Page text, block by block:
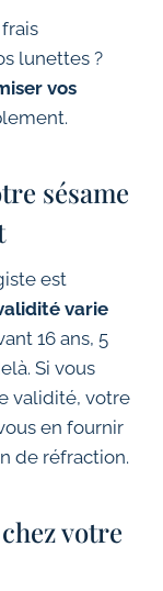
lunettes ?
vos
sésame
est
varie
16 ans, 5
Si vous
validité, votre
en fournir
de réfraction.
votre